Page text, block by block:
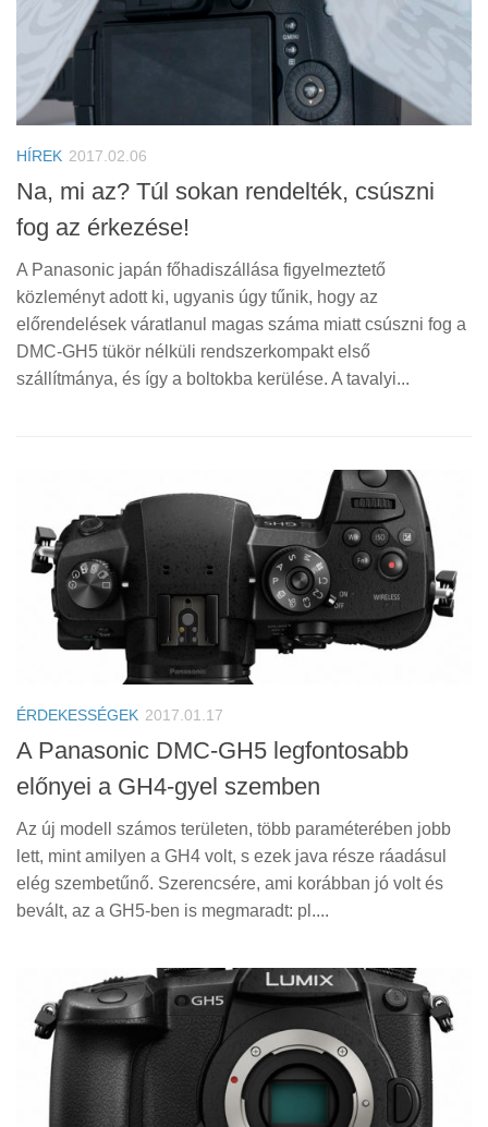
HÍREK 2017.02.06
Na, mi az? Túl sokan rendelték, csúszni
fog az érkezése!
A Panasonic japán főhadiszállása figyelmeztető
közleményt adott ki, ugyanis úgy tűnik, hogy az
előrendelések váratlanul magas száma miatt csúszni fog a
DMC-GH5 tükör nélküli rendszerkompakt első
szállítmánya, és így a boltokba kerülése. A tavalyi...
ÉRDEKESSÉGEK 2017.01.17
A Panasonic DMC-GH5 legfontosabb
előnyei a GH4-gyel szemben
Az új modell számos területen, több paraméterében jobb
lett, mint amilyen a GH4 volt, s ezek java része ráadásul
elég szembetűnő. Szerencsére, ami korábban jó volt és
bevált, az a GH5-ben is megmaradt: pl....